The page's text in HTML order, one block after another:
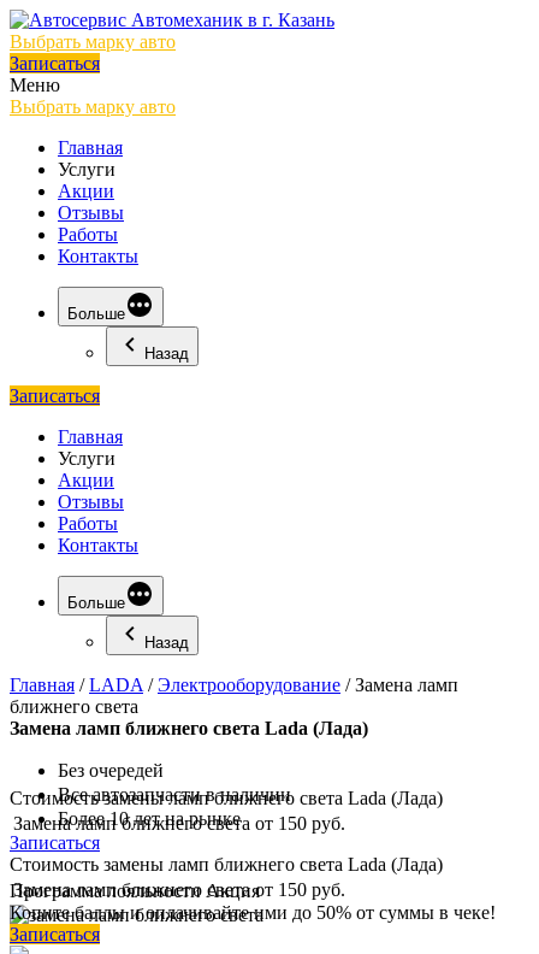
Выбрать марку авто
Записаться
Меню
Выбрать марку авто
Главная
Услуги
Акции
Отзывы
Работы
Контакты
Больше
Назад
Записаться
Главная
Услуги
Акции
Отзывы
Работы
Контакты
Больше
Назад
Главная /LADA /Электрооборудование /Замена ламп
ближнего света
Замена ламп ближнего света Lada (Лада)
Без очередей
Все автозапчасти в наличии
Более 10 лет на рынке
Записаться
Стоимость замены ламп ближнего света Lada (Лада)
Замена ламп ближнего света от 150 руб.
Стоимость замены ламп ближнего света Lada (Лада)
Замена ламп ближнего света от 150 руб.
ПрограммалояльностиАкция
Копите баллы и оплачивайте ими до 50% от суммы в чеке!
Записаться